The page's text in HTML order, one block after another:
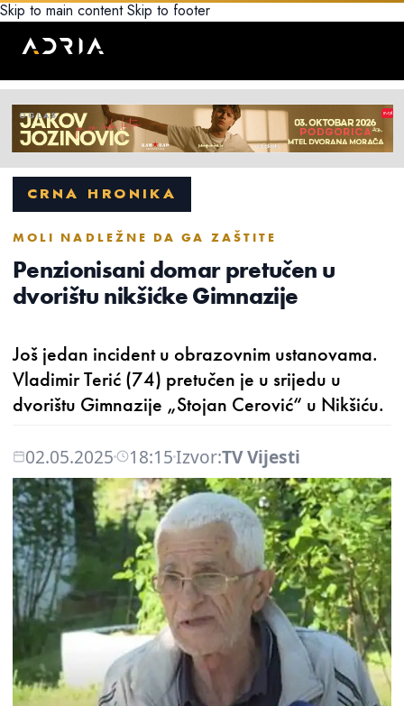
Skip to main content Skip to footer
CRNA HRONIKA
MOLI NADLEŽNE DA GA ZAŠTITE
Penzionisani domar pretučen u
dvorištu nikšićke Gimnazije
Još jedan incident u obrazovnim ustanovama.
Vladimir Terić (74) pretučen je u srijedu u
dvorištu Gimnazije „Stojan Cerović“ u Nikšiću.
02.05.2025 18:15Izvor:TV Vijesti